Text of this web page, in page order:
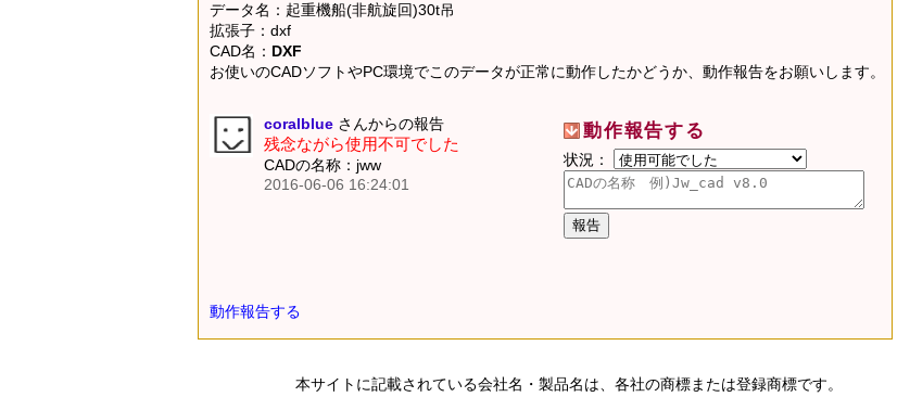
データ名：起重機船(非航旋回)30t吊
拡張子：dxf
CAD名： DXF
お使いのCADソフトやPC環境でこのデータが正常に動作したかどうか、動作報告をお願いします。
動作報告する
状況：
coralblue さんからの報告
残念ながら使用不可でした
CADの名称：jww
2016-06-06 16:24:01
動作報告する
本サイトに記載されている会社名・製品名は、各社の商標または登録商標です。